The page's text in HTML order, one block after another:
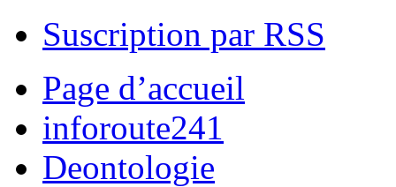
Suscription par RSS
Page d’accueil
inforoute241
Deontologie